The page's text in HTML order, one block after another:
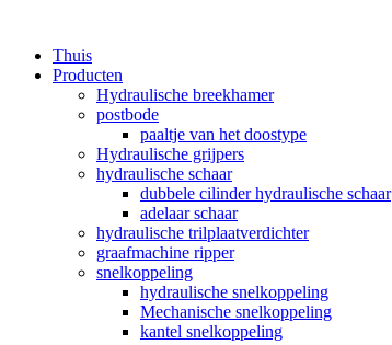
Thuis
Producten
Hydraulische breekhamer
postbode
paaltje van het doostype
Hydraulische grijpers
hydraulische schaar
dubbele cilinder hydraulische schaar
adelaar schaar
hydraulische trilplaatverdichter
graafmachine ripper
snelkoppeling
hydraulische snelkoppeling
Mechanische snelkoppeling
kantel snelkoppeling